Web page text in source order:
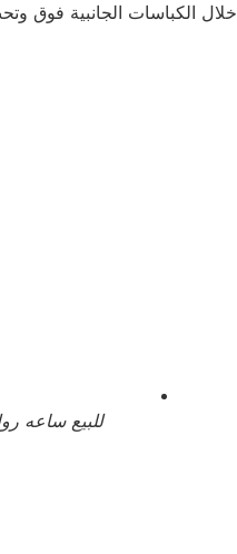
خلال الكباسات الجانبية فوق
للبيع ساعه